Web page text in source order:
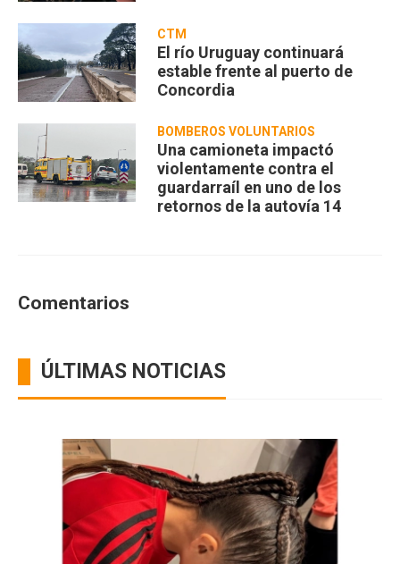
CTM
El río Uruguay continuará
estable frente al puerto de
Concordia
BOMBEROS VOLUNTARIOS
Una camioneta impactó
violentamente contra el
guardarraíl en uno de los
retornos de la autovía 14
Comentarios
ÚLTIMAS NOTICIAS